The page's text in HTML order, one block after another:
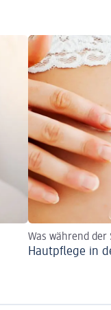
Was während
Hautpflege in